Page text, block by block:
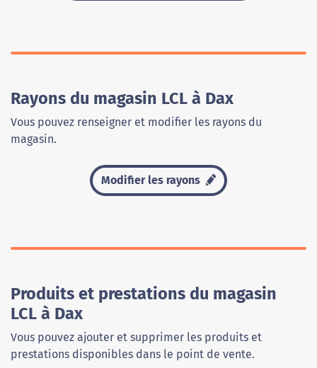
Rayons du magasin LCL à Dax
Vous pouvez renseigner et modifier les rayons du
magasin.
Modifier les rayons
Produits et prestations du magasin
LCL à Dax
Vous pouvez ajouter et supprimer les produits et
prestations disponibles dans le point de vente.